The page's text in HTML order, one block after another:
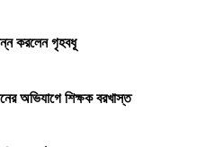
করলেন গৃহবধূ
অভিযাগে শিক্ষক বরখাস্ত